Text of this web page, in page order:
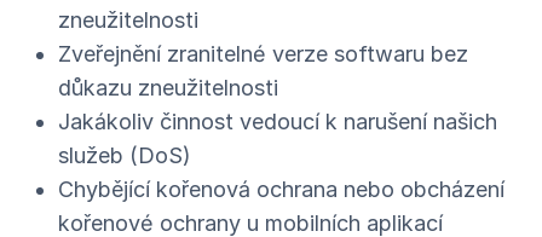
zneužitelnosti
Zveřejnění zranitelné verze softwaru bez
důkazu zneužitelnosti
Jakákoliv činnost vedoucí k narušení našich
služeb (DoS)
Chybějící kořenová ochrana nebo obcházení
kořenové ochrany u mobilních aplikací